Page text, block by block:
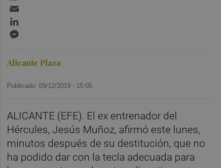
Alicante Plaza
Publicado: 09/12/2019 · 15:05
ALICANTE (EFE). El ex entrenador del
Hércules, Jesús Muñoz, afirmó este lunes,
minutos después de su destitución, que no
ha podido dar con la tecla adecuada para